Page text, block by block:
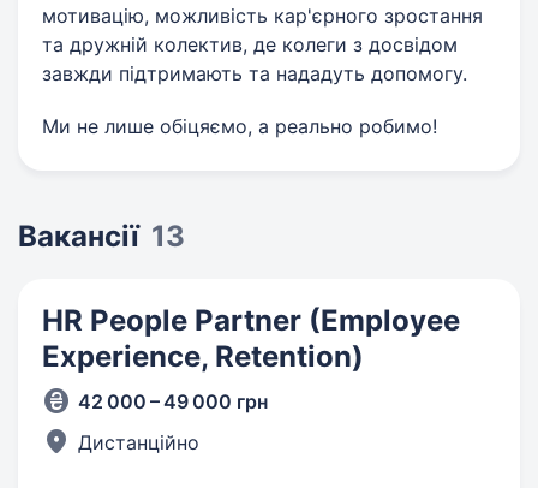
мотивацію, можливість кар'єрного зростання
та дружній колектив, де колеги з досвідом
завжди підтримають та нададуть допомогу.
Ми не лише обіцяємо, а реально робимо!
Вакансії 13
HR People Partner (Employee
Experience, Retention)
42 000 – 49 000 грн
Дистанційно